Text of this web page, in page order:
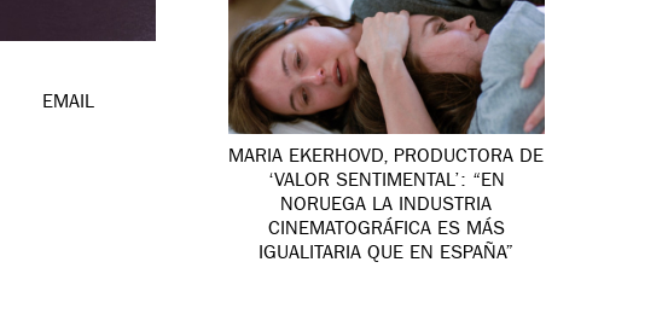
EMAIL
MARIA EKERHOVD, PRODUCTORA DE
‘VALOR SENTIMENTAL’: “EN
NORUEGA LA INDUSTRIA
CINEMATOGRÁFICA ES MÁS
IGUALITARIA QUE EN ESPAÑA”